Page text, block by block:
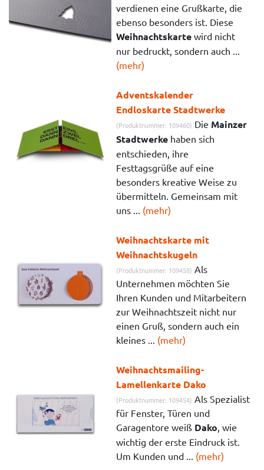
verdienen eine Grußkarte, die
ebenso besonders ist. Diese
Weihnachtskarte wird nicht
nur bedruckt, sondern auch ...
(mehr)
Adventskalender
Endloskarte Stadtwerke
(Produktnummer: 109460) Die Mainzer
Stadtwerke haben sich
entschieden, ihre
Festtagsgrüße auf eine
besonders kreative Weise zu
übermitteln. Gemeinsam mit
uns ... (mehr)
Weihnachtskarte mit
Weihnachtskugeln
(Produktnummer: 109458) Als
Unternehmen möchten Sie
Ihren Kunden und Mitarbeitern
zur Weihnachtszeit nicht nur
einen Gruß, sondern auch ein
kleines ... (mehr)
Weihnachtsmailing-
Lamellenkarte Dako
(Produktnummer: 109454) Als Spezialist
für Fenster, Türen und
Garagentore weiß Dako , wie
wichtig der erste Eindruck ist.
Um Kunden und ... (mehr)